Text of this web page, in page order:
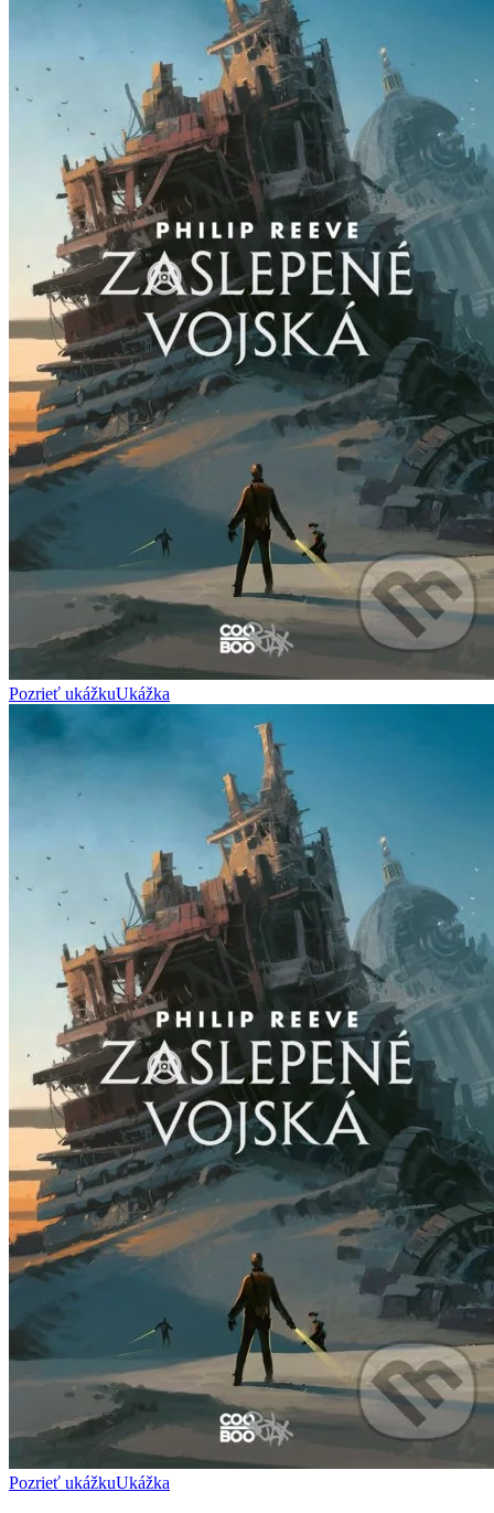
Pozrieť ukážkuUkážka
Pozrieť ukážkuUkážka